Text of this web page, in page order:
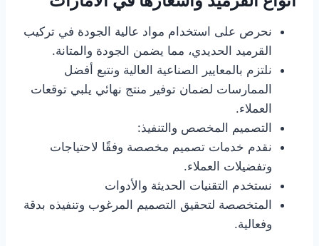
نحرص على استخدام مواد عالية الجودة في تركيب
القرميد الحديدي، مما يضمن الجودة والمتانة.
نلتزم بالمعايير الصناعية العالية ونتبع أفضل
الممارسات لضمان توفير منتج نهائي يلبي توقعات
العملاء.
التصميم المخصص والتنفيذ:
نقدم خدمات تصميم مخصصة وفقًا لاحتياجات
وتفضيلات العملاء.
نستخدم التقنيات الحديثة والأدوات
المتخصصة لتحقيق التصميم المرغوب وتنفيذه بدقة
وفعالية.